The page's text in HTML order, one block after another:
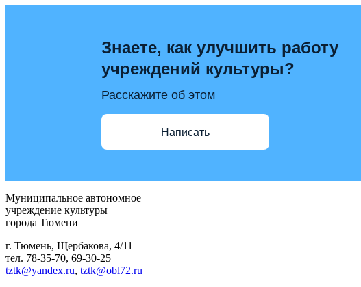
Знаете, как улучшить работу
учреждений культуры?
Расскажите об этом
Написать
Муниципальное автономное
учреждение культуры
города Тюмени
г. Тюмень, Щербакова, 4/11
тел. 78-35-70, 69-30-25
tztk@yandex.ru, tztk@obl72.ru